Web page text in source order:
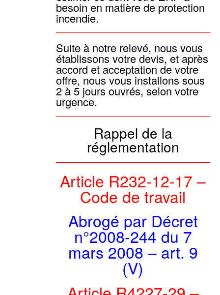
besoin en matière de protection
incendie.
Suite à notre relevé, nous vous
établissons votre devis, et après
accord et acceptation de votre
offre, nous vous installons sous
2 à 5 jours ouvrés, selon votre
urgence.
Rappel de la
réglementation
Article R232-12-17 –
Code de travail
Abrogé par Décret
n°2008-244 du 7
mars 2008 – art. 9
(V)